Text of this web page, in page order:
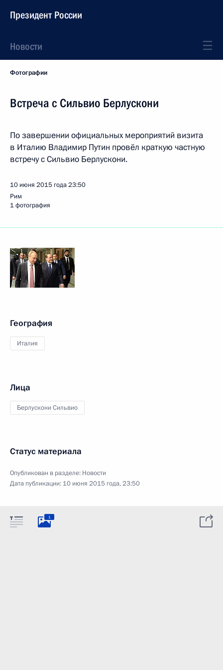
Президент России
Новости
Фотографии
Встреча с Сильвио Берлускони
По завершении официальных мероприятий визита
в Италию Владимир Путин провёл краткую частную
встречу с Сильвио Берлускони.
10 июня 2015 года23:50
Рим
1 фотография
География
Италия
Лица
Берлускони Сильвио
Статус материала
Опубликован в разделе: Новости
Дата публикации: 10 июня 2015 года, 23:50
1